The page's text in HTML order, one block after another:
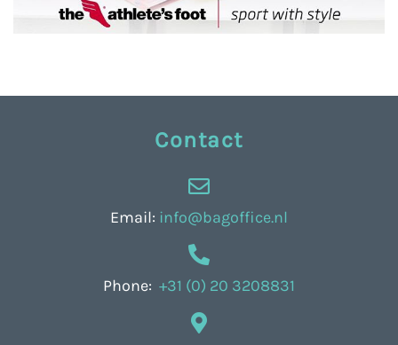
Contact
Email: info@bagoffice.nl
Phone: +31 (0) 20 3208831